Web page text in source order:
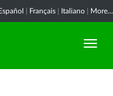
Français Italiano More...